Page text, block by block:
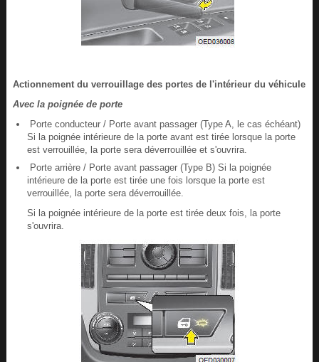
Actionnement du verrouillage des portes de l'intérieur du véhicule
Avec la poignée de porte
Porte conducteur / Porte avant passager (Type A, le cas échéant)
Si la poignée intérieure de la porte avant est tirée lorsque la porte
est verrouillée, la porte sera déverrouillée et s'ouvrira.
Porte arrière / Porte avant passager (Type B) Si la poignée
intérieure de la porte est tirée une fois lorsque la porte est
verrouillée, la porte sera déverrouillée.
Si la poignée intérieure de la porte est tirée deux fois, la porte
s'ouvrira.